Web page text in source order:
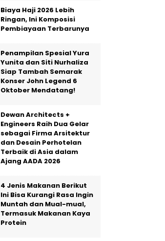
Biaya Haji 2026 Lebih
Ringan, Ini Komposisi
Pembiayaan Terbarunya
Penampilan Spesial Yura
Yunita dan Siti Nurhaliza
Siap Tambah Semarak
Konser John Legend 6
Oktober Mendatang!
Dewan Architects +
Engineers Raih Dua Gelar
sebagai Firma Arsitektur
dan Desain Perhotelan
Terbaik di Asia dalam
Ajang AADA 2026
4 Jenis Makanan Berikut
Ini Bisa Kurangi Rasa Ingin
Muntah dan Mual-mual,
Termasuk Makanan Kaya
Protein